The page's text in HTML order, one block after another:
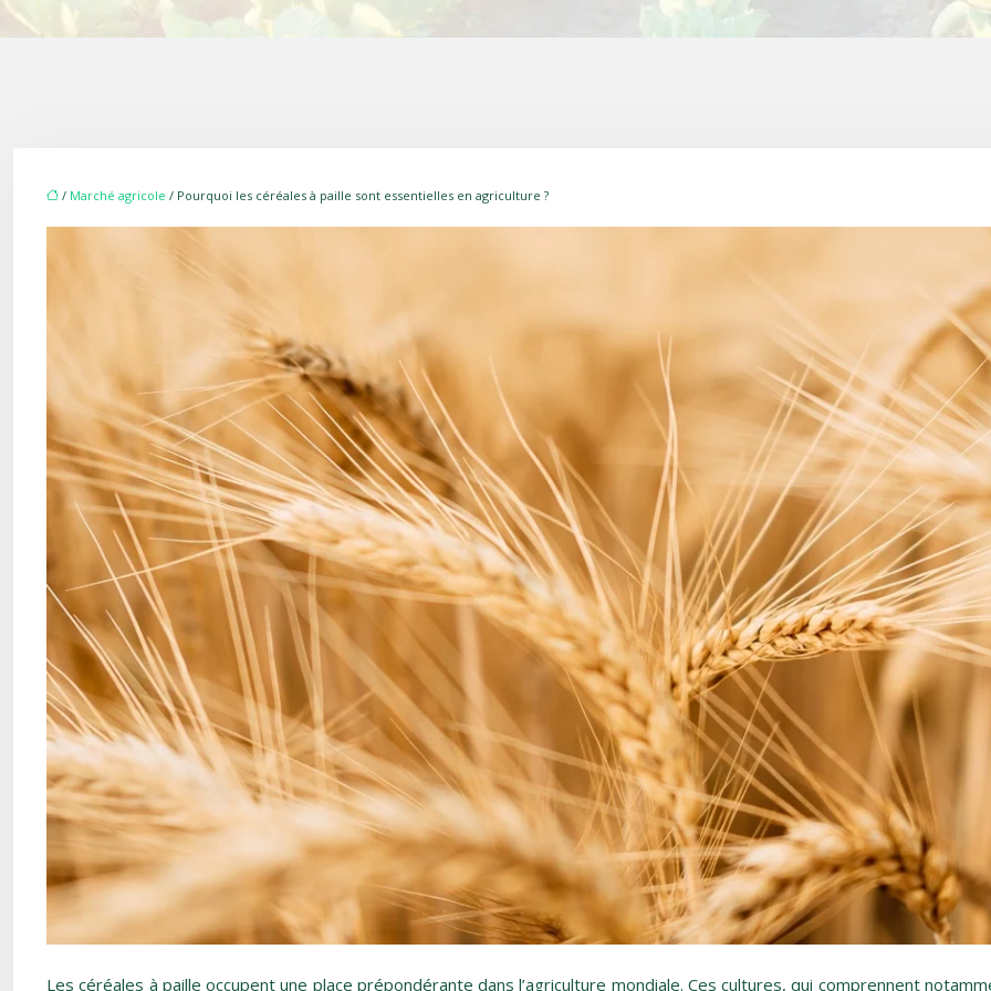
/ Marché agricole / Pourquoi les céréales à paille sont essentielles en agriculture ?
Les céréales à paille occupent une place prépondérante dans l’agriculture mondiale. Ces cultures, qui comprennent